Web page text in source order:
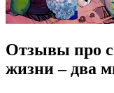
Отзывы про
жизни – два